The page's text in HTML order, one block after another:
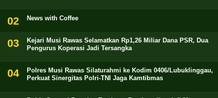
News with Coffee
Kejari Musi Rawas Selamatkan Rp1,26 Miliar Dana PSR, Dua
Pengurus Koperasi Jadi Tersangka
Polres Musi Rawas Silaturahmi ke Kodim 0406/Lubuklinggau,
Perkuat Sinergitas Polri-TNI Jaga Kamtibmas